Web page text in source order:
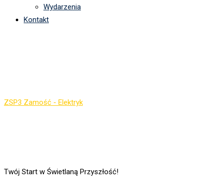
Wydarzenia
Kontakt
ZSP3 Zamość - Elektryk
Twój Start w Świetlaną Przyszłość!